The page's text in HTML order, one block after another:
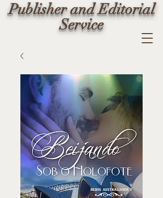
Publisher and Editorial
Service